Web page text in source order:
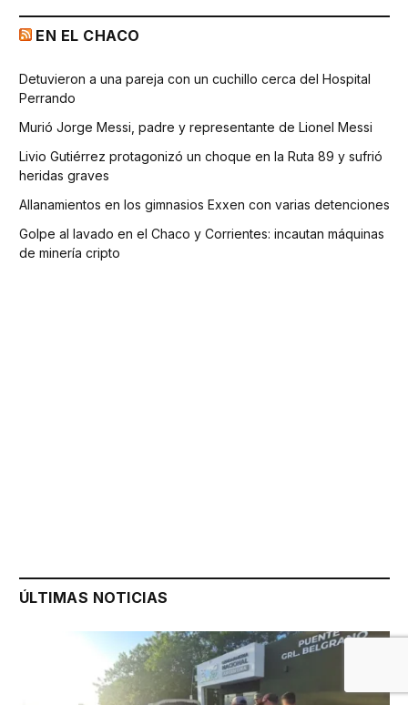
EN EL CHACO
Detuvieron a una pareja con un cuchillo cerca del Hospital
Perrando
Murió Jorge Messi, padre y representante de Lionel Messi
Livio Gutiérrez protagonizó un choque en la Ruta 89 y sufrió
heridas graves
Allanamientos en los gimnasios Exxen con varias detenciones
Golpe al lavado en el Chaco y Corrientes: incautan máquinas
de minería cripto
ÚLTIMAS NOTICIAS